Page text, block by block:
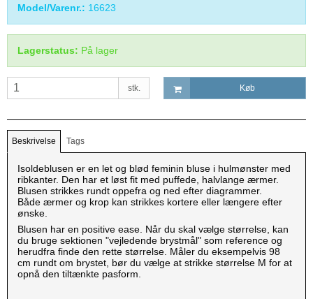
Model/Varenr.: 16623
Lagerstatus: På lager
stk. Køb
Beskrivelse Tags
Isoldeblusen er en let og blød feminin bluse i hulmønster med
ribkanter. Den har et løst fit med puffede, halvlange ærmer.
Blusen strikkes rundt oppefra og ned efter diagrammer.
Både ærmer og krop kan strikkes kortere eller længere efter
ønske.
Blusen har en positive ease. Når du skal vælge størrelse, kan
du bruge sektionen "vejledende brystmål" som reference og
herudfra finde den rette størrelse. Måler du eksempelvis 98
cm rundt om brystet, bør du vælge at strikke størrelse M for at
opnå den tiltænkte pasform.